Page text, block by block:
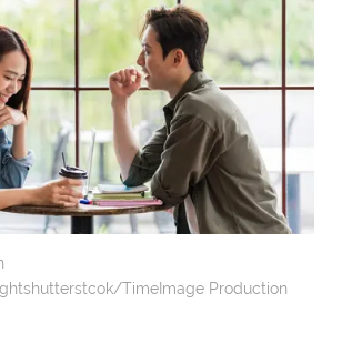
TimeImage Production